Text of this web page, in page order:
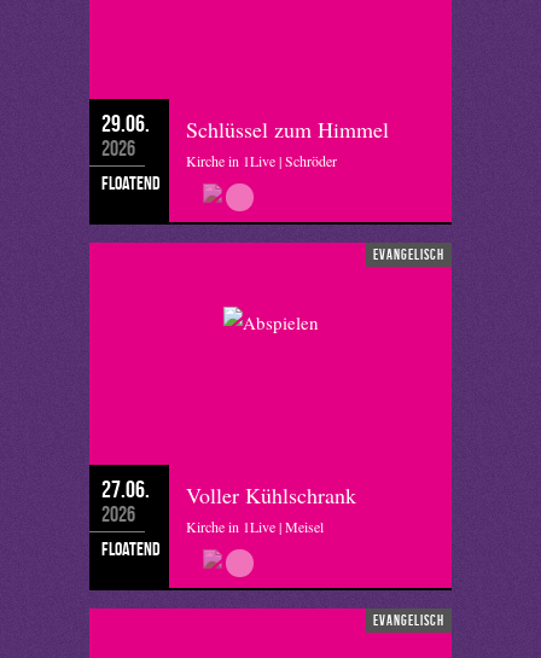
29.06.
2026
floatend
Schlüssel zum Himmel
Kirche in 1Live | Schröder
evangelisch
27.06.
2026
floatend
Voller Kühlschrank
Kirche in 1Live | Meisel
evangelisch